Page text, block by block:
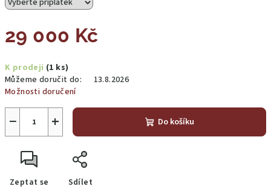
29 000 Kč
cena:
K prodeji (1 ks)
Můžeme doručit do:
13.8.2026
Možnosti doručení
+
− Do košíku
Zeptat se Sdílet